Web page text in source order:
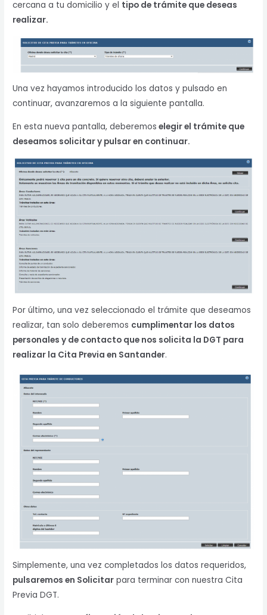
cercana a tu domicilio y el tipo de trámite que deseas
realizar.
Una vez hayamos introducido los datos y pulsado en
continuar, avanzaremos a la siguiente pantalla.
En esta nueva pantalla, deberemos elegir el trámite que
deseamos solicitar y pulsar en continuar.
Por último, una vez seleccionado el trámite que deseamos
realizar, tan solo deberemos cumplimentar los datos
personales y de contacto que nos solicita la DGT para
realizar la Cita Previa en Santander.
Simplemente, una vez completados los datos requeridos,
pulsaremos en Solicitar para terminar con nuestra Cita
Previa DGT.